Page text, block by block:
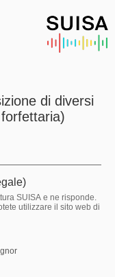
di diversi
SUISA e ne risponde.
utilizzare il sito web di